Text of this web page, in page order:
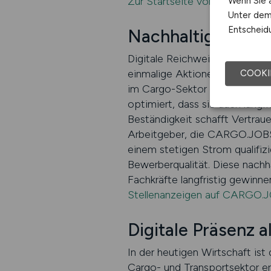
Nachhaltige
Digitale Reichweite ist der
einmalige Aktionen, sondern
im Cargo-Sektor dauerhaft
optimiert, dass sie auch
Beständigkeit schafft
Arbeitgeber, die
einem stetigen Strom
Bewerberqualität. Diese
Fachkräfte langfristig
Stellenanzeigen auf
Digitale Präsenz
In der heutigen Wirtschaft
Cargo- und Transportsektor
Unter